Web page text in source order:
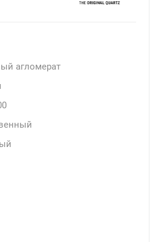
агломерат